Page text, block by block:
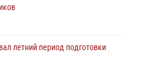
летний период подготовки